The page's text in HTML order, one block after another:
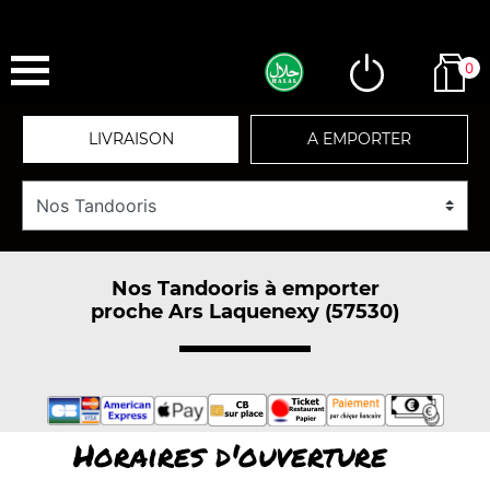
0
LIVRAISON A EMPORTER
Nos Tandooris à emporter
proche Ars Laquenexy (57530)
Horaires d'ouverture